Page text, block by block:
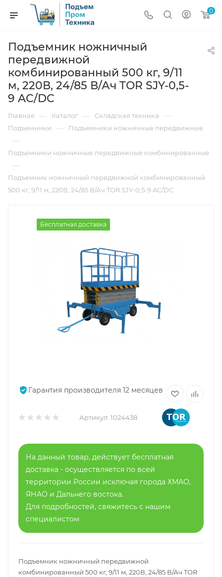
0
Подъемник ножничный
передвижной
комбинированный 500 кг, 9/11
м, 220В, 24/85 В/Ач TOR SJY-0,5-
9 AC/DC
Главная — Каталог — Складская техника —
Подъемники — Подъемники ножничные передвижные
—
Подъемники ножничные передвижные комбинированные
—
Подъемник ножничный передвижной комбинированный
500 кг, 9/11 м, 220В, 24/85 В/Ач TOR SJY-0,5-9 AC/DC
Бесплатная доставка
Гарантия производителя 12 месяцев
Артикул: 1024438
На данный товар, действует бесплатная
доставка - осуществляется по всей
территории России исключая города ХМАО,
ЯНАО и Дальнего востока.
Для подробностей, свяжитесь с нашим
специалистом
Подъемник ножничный передвижной
комбинированный 500 кг, 9/11 м, 220В, 24/85 В/Ач TOR